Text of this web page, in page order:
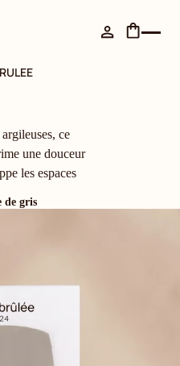
ce
une douceur
les espaces
de gris